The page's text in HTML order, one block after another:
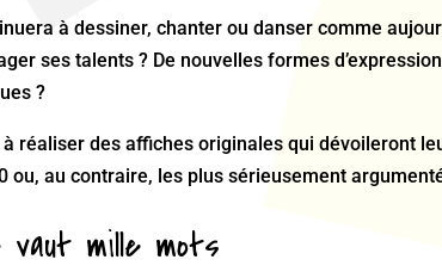
à dessiner, chanter ou danser comme
ses talents ? De nouvelles formes
?
réaliser des affiches originales qui dévoileront
ou, au contraire, les plus sérieusement
vaut mille mots